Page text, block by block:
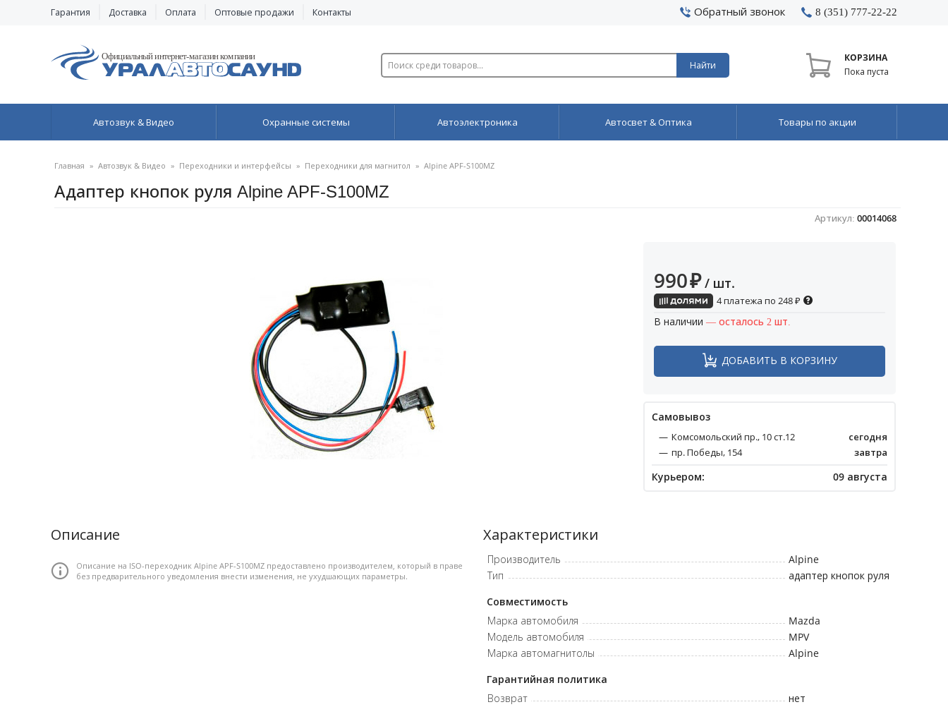
Гарантия Доставка Оплата Оптовые продажи Контакты Обратный звонок 8 (351) 777-22-22
Найти
КОРЗИНА
Пока пуста
Автозвук & Видео Охранные системы Автоэлектроника Автосвет & Оптика Товары по акции
Главная » Автозвук & Видео » Переходники и интерфейсы » Переходники для магнитол » Alpine APF-S100MZ
Адаптер кнопок руля Alpine APF-S100MZ
Артикул: 00014068
990₽ / шт.
4 платежа по 248₽
В наличии — осталось 2 шт.
ДОБАВИТЬ В КОРЗИНУ
Cамовывоз
Комсомольский пр., 10 ст.12
сегодня
пр. Победы, 154
завтра
Курьером: 09 августа
Описание
Описание на ISO-переходник Alpine APF-S100MZ предоставлено производителем, который в праве
без предварительного уведомления внести изменения, не ухудшающих параметры.
Характеристики
Производитель
Alpine
Тип
адаптер кнопок руля
Совместимость
Марка автомобиля
Mazda
Модель автомобиля
MPV
Марка автомагнитолы
Alpine
Гарантийная политика
Возврат
нет